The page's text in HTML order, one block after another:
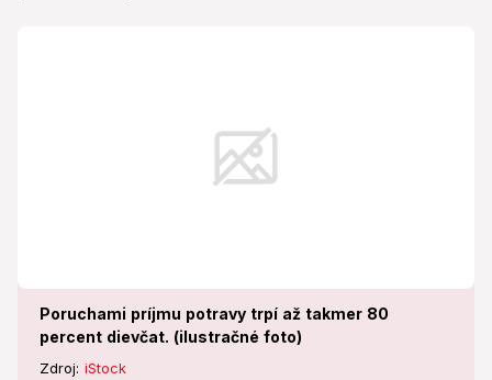
Poruchami príjmu potravy trpí až takmer 80
percent dievčat. (ilustračné foto)
Zdroj: iStock